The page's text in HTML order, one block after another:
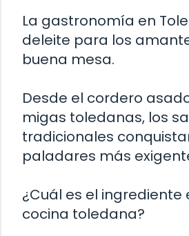
La gastronomía en
deleite para los
buena mesa.
Desde el cordero
migas toledanas, los
tradicionales
paladares más
¿Cuál es el ingrediente
cocina toledana?